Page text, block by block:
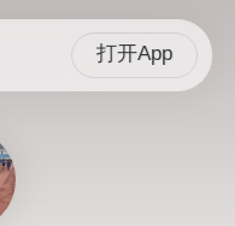
打开App